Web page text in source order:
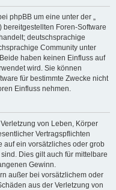
phpBB um eine unter der „
bereitgestellten Foren-Software
deutschsprachige
Community unter
haben keinen Einfluss auf
wird. Sie können
für bestimmte Zwecke nicht
Einfluss nehmen.
von Leben, Körper
Vertragspflichten
auf ein vorsätzliches oder grob
Dies gilt auch für mittelbare
Gewinn.
außer bei vorsätzlichem oder
aus der Verletzung von